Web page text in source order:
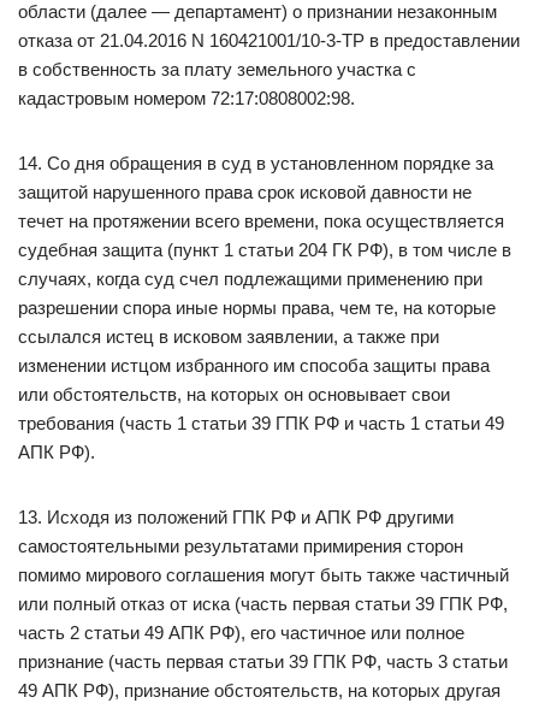
области (далее — департамент) о признании незаконным
отказа от 21.04.2016 N 160421001/10-3-ТР в предоставлении
в собственность за плату земельного участка с
кадастровым номером 72:17:0808002:98.
14. Со дня обращения в суд в установленном порядке за
защитой нарушенного права срок исковой давности не
течет на протяжении всего времени, пока осуществляется
судебная защита (пункт 1 статьи 204 ГК РФ), в том числе в
случаях, когда суд счел подлежащими применению при
разрешении спора иные нормы права, чем те, на которые
ссылался истец в исковом заявлении, а также при
изменении истцом избранного им способа защиты права
или обстоятельств, на которых он основывает свои
требования (часть 1 статьи 39 ГПК РФ и часть 1 статьи 49
АПК РФ).
13. Исходя из положений ГПК РФ и АПК РФ другими
самостоятельными результатами примирения сторон
помимо мирового соглашения могут быть также частичный
или полный отказ от иска (часть первая статьи 39 ГПК РФ,
часть 2 статьи 49 АПК РФ), его частичное или полное
признание (часть первая статьи 39 ГПК РФ, часть 3 статьи
49 АПК РФ), признание обстоятельств, на которых другая